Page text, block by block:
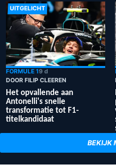
UITGELICHT
FORMULE 19 d
DOOR FILIP CLEEREN
Het opvallende aan
Antonelli's snelle
transformatie tot F1-
titelkandidaat
BEKIJK